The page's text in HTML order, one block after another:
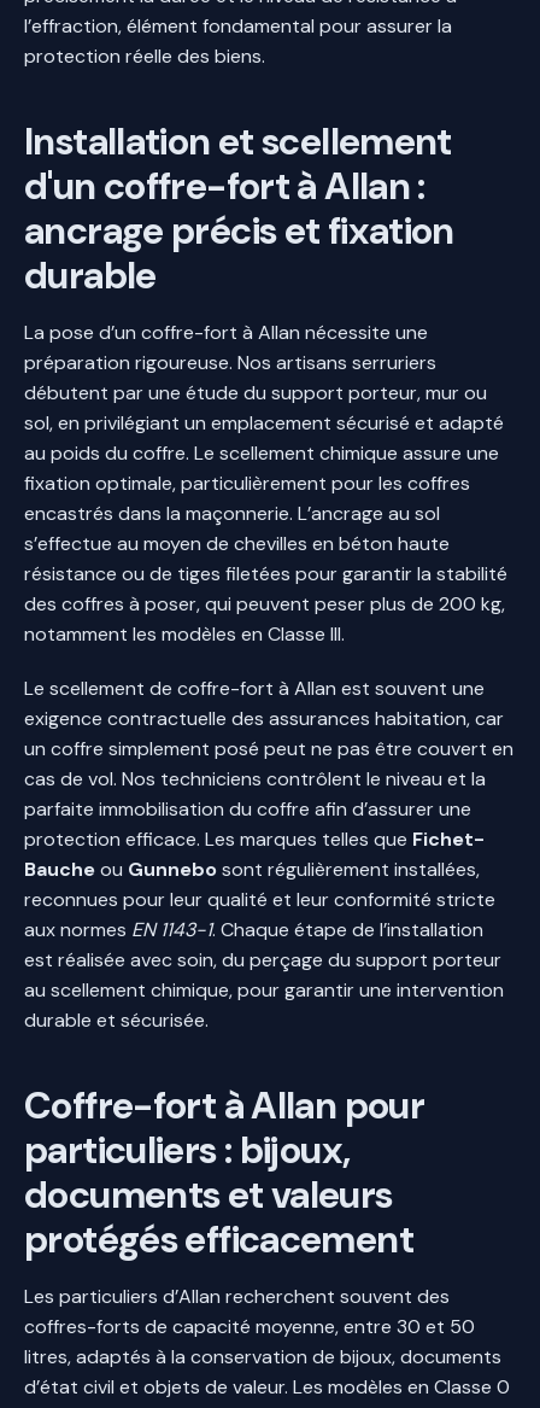
l’effraction, élément fondamental pour assurer la
protection réelle des biens.
Installation et scellement
d'un coffre-fort à Allan :
ancrage précis et fixation
durable
La pose d’un coffre-fort à Allan nécessite une
préparation rigoureuse. Nos artisans serruriers
débutent par une étude du support porteur, mur ou
sol, en privilégiant un emplacement sécurisé et adapté
au poids du coffre. Le scellement chimique assure une
fixation optimale, particulièrement pour les coffres
encastrés dans la maçonnerie. L’ancrage au sol
s’effectue au moyen de chevilles en béton haute
résistance ou de tiges filetées pour garantir la stabilité
des coffres à poser, qui peuvent peser plus de 200 kg,
notamment les modèles en Classe III.
Le scellement de coffre-fort à Allan est souvent une
exigence contractuelle des assurances habitation, car
un coffre simplement posé peut ne pas être couvert en
cas de vol. Nos techniciens contrôlent le niveau et la
parfaite immobilisation du coffre afin d’assurer une
protection efficace. Les marques telles que Fichet-
Baucheou Gunnebosont régulièrement installées,
reconnues pour leur qualité et leur conformité stricte
aux normes EN 1143-1. Chaque étape de l’installation
est réalisée avec soin, du perçage du support porteur
au scellement chimique, pour garantir une intervention
durable et sécurisée.
Coffre-fort à Allan pour
particuliers : bijoux,
documents et valeurs
protégés efficacement
Les particuliers d’Allan recherchent souvent des
coffres-forts de capacité moyenne, entre 30 et 50
litres, adaptés à la conservation de bijoux, documents
d’état civil et objets de valeur. Les modèles en Classe 0